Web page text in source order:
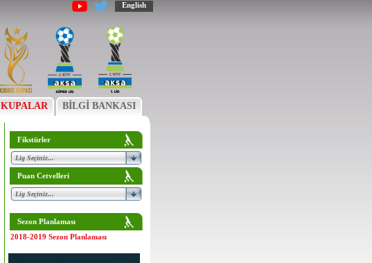
English
KUPALAR BİLGİ BANKASI
Fikstürler
Puan Cetvelleri
Sezon Planlaması
2018-2019 Sezon Planlaması